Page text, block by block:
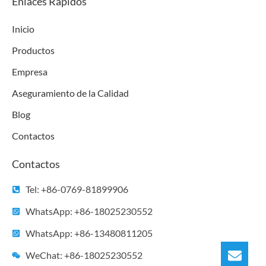
o
o
k
Inicio
Productos
Empresa
Aseguramiento de la Calidad
Blog
Contactos
Contactos
Tel: +86-0769-81899906
WhatsApp: +86-18025230552
WhatsApp: +86-13480811205
WeChat: +86-18025230552